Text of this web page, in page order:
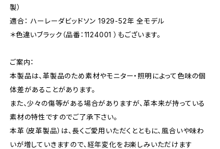
製）
適合： ハーレーダビッドソン 1929-52年 全モデル
＊色違いブラック（品番：1124001 ）もございます。
ご案内：
本製品は、革製品のため素材やモニター・照明によって色味の個
体差があることがあります。
また、少々の傷等がある場合がありますが、革本来が持っている
素材の特性ですのでご了承下さい。
本革（皮革製品）は、長くご愛用いただくとともに、風合いや味わ
いが増していきますので、経年変化をお楽しみいただけます